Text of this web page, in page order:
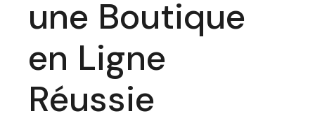
une Boutique
en Ligne
Réussie